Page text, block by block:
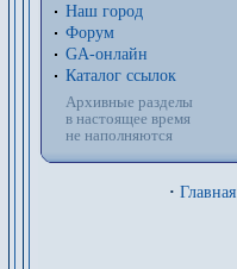
Наш город
Форум
GA-онлайн
Каталог ссылок
Архивные разделы
в настоящее время
не наполняются
· Главная